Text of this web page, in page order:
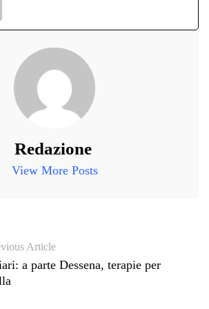
Redazione
View More Posts
Article
a parte Dessena, terapie per